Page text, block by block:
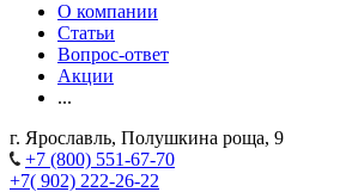
О компании
Статьи
Вопрос-ответ
Акции
...
г. Ярославль, Полушкина роща, 9
+7 (800) 551-67-70
+7( 902) 222-26-22